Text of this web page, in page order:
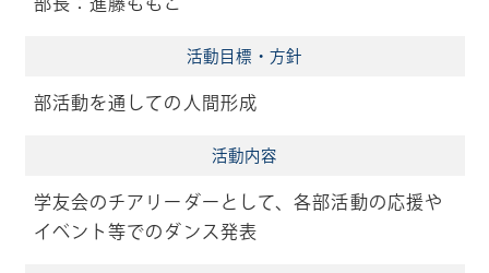
部長：進藤ももこ
活動目標・方針
部活動を通しての人間形成
活動内容
学友会のチアリーダーとして、各部活動の応援や
イベント等でのダンス発表